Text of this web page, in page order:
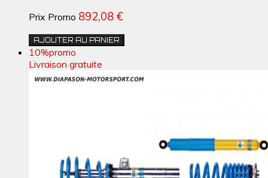
Prix Promo 892,08 €
AJOUTER AU PANIER
10%promo
Livraison gratuite